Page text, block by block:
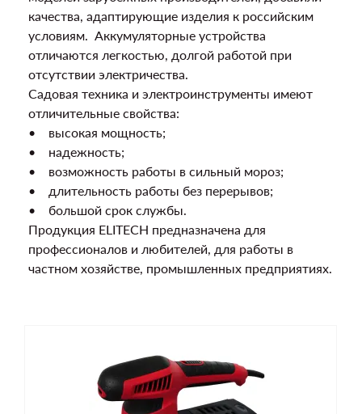
качества, адаптирующие изделия к российским
условиям. Аккумуляторные устройства
отличаются легкостью, долгой работой при
отсутствии электричества.
Садовая техника и электроинструменты имеют
отличительные свойства:
• высокая мощность;
• надежность;
• возможность работы в сильный мороз;
• длительность работы без перерывов;
• большой срок службы.
Продукция ELITECH предназначена для
профессионалов и любителей, для работы в
частном хозяйстве, промышленных предприятиях.